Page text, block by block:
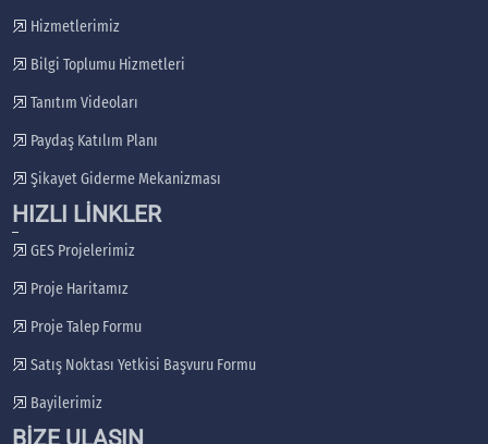
Hizmetlerimiz
Bilgi Toplumu Hizmetleri
Tanıtım Videoları
Paydaş Katılım Planı
Şikayet Giderme Mekanizması
HIZLI LİNKLER
GES Projelerimiz
Proje Haritamız
Proje Talep Formu
Satış Noktası Yetkisi Başvuru Formu
Bayilerimiz
BİZE ULAŞIN